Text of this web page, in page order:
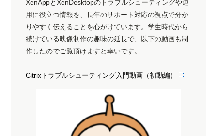
XenAppとXenDesktopのトラブルシューティングや運
用に役立つ情報を、長年のサポート対応の視点で分か
りやすく伝えることを心がけています。学生時代から
続けている映像制作の趣味の延長で、以下の動画も制
作したのでご覧頂けますと幸いです。
Citrixトラブルシューティング入門動画（初動編）